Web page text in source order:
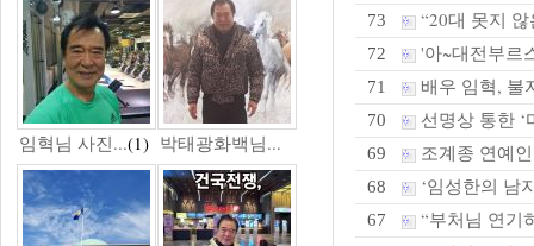
임혁님 사진...(1) 박태광화백님...
73 “20대 못지
72 '아~대전부르
71 배우 임혁, 불
70 선명상 통한
69 조계종 연예
68 ‘임성한의 남
67 “부처님 연기